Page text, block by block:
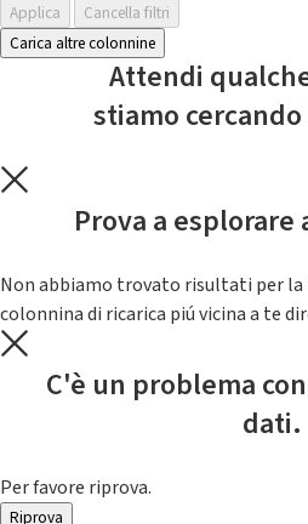
Applica
Cancella filtri
Carica altre colonnine
Attendi
stiamo
Prova a
Non abbiamo trovato risultati per la
colonnina di ricarica piú vicina a te
C'è un problema
dati.
Per favore riprova.
Riprova